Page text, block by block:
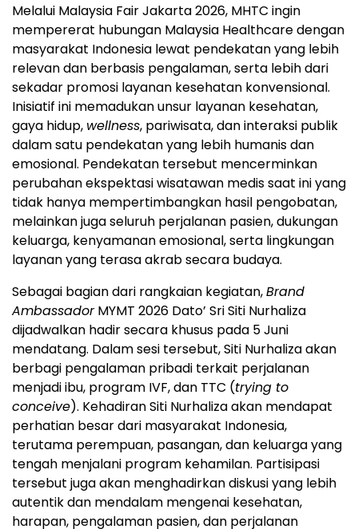
Melalui Malaysia Fair Jakarta 2026, MHTC ingin
mempererat hubungan Malaysia Healthcare dengan
masyarakat Indonesia lewat pendekatan yang lebih
relevan dan berbasis pengalaman, serta lebih dari
sekadar promosi layanan kesehatan konvensional.
Inisiatif ini memadukan unsur layanan kesehatan,
gaya hidup, wellness, pariwisata, dan interaksi publik
dalam satu pendekatan yang lebih humanis dan
emosional. Pendekatan tersebut mencerminkan
perubahan ekspektasi wisatawan medis saat ini yang
tidak hanya mempertimbangkan hasil pengobatan,
melainkan juga seluruh perjalanan pasien, dukungan
keluarga, kenyamanan emosional, serta lingkungan
layanan yang terasa akrab secara budaya.
Sebagai bagian dari rangkaian kegiatan,Brand
AmbassadorMYMT 2026 Dato’ Sri Siti Nurhaliza
dijadwalkan hadir secara khusus pada 5 Juni
mendatang. Dalam sesi tersebut, Siti Nurhaliza akan
berbagi pengalaman pribadi terkait perjalanan
menjadi ibu, program IVF, dan TTC (trying to
conceive). Kehadiran Siti Nurhaliza akan mendapat
perhatian besar dari masyarakat Indonesia,
terutama perempuan, pasangan, dan keluarga yang
tengah menjalani program kehamilan. Partisipasi
tersebut juga akan menghadirkan diskusi yang lebih
autentik dan mendalam mengenai kesehatan,
harapan, pengalaman pasien, dan perjalanan